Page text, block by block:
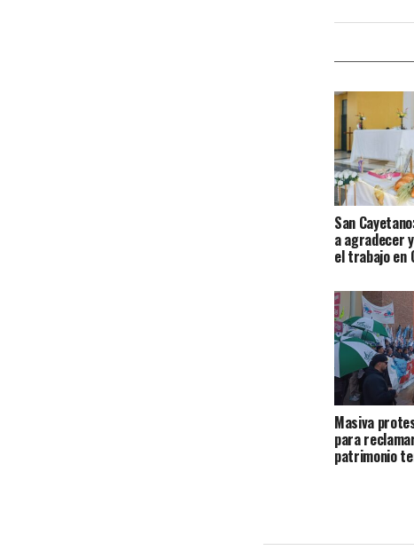
San
a agradecer
el trabajo en
Masiva
para
patrimonio